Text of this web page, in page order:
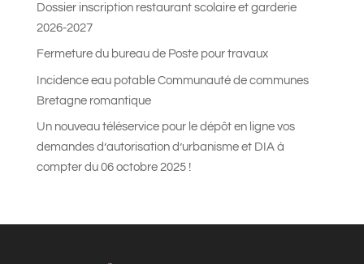
Dossier inscription restaurant scolaire et garderie
2026-2027
Fermeture du bureau de Poste pour travaux
Incidence eau potable Communauté de communes
Bretagne romantique
Un nouveau téléservice pour le dépôt en ligne vos
demandes d’autorisation d’urbanisme et DIA à
compter du 06 octobre 2025 !